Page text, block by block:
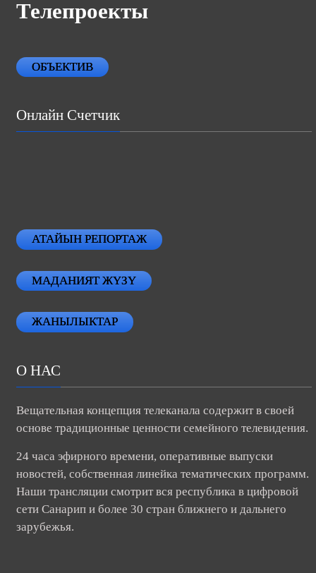
Телепроекты
ОБЪЕКТИВ
Онлайн Счетчик
АТАЙЫН РЕПОРТАЖ
МАДАНИЯТ ЖҮЗҮ
ЖАНЫЛЫКТАР
О НАС
Вещательная концепция телеканала содержит в своей
основе традиционные ценности семейного телевидения.
24 часа эфирного времени, оперативные выпуски
новостей, собственная линейка тематических программ.
Наши трансляции смотрит вся республика в цифровой
сети Санарип и более 30 стран ближнего и дальнего
зарубежья.